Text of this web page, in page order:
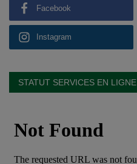
Facebook
Instagram
STATUT SERVICES EN LIGNE